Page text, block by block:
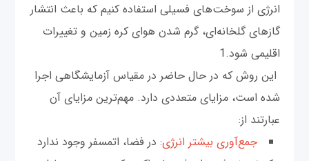
انرژی از سوخت‌های فسیلی استفاده کنیم که باعث انتشار
گازهای گلخانه‌ای، گرم شدن هوای کره زمین و تغییرات
اقلیمی شود.1
این روش که در حال حاضر در مقیاس آزمایشگاهی اجرا
شده است، مزایای متعددی دارد. مهم‌ترین مزایای آن
عبارتند از:
جمع‌آوری بیشتر انرژی: در فضا، اتمسفر وجود ندارد